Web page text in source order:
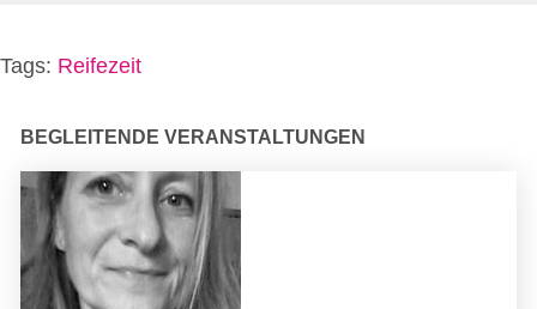
Tags: Reifezeit
BEGLEITENDE VERANSTALTUNGEN